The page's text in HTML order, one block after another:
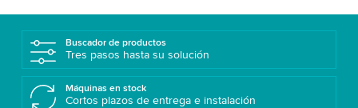
Buscador de productos
Tres pasos hasta su solución
Máquinas en stock
Cortos plazos de entrega e instalación